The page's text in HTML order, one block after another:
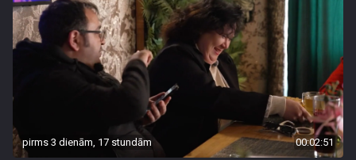
pirms 3 dienām, 17 stundām 00:02:51